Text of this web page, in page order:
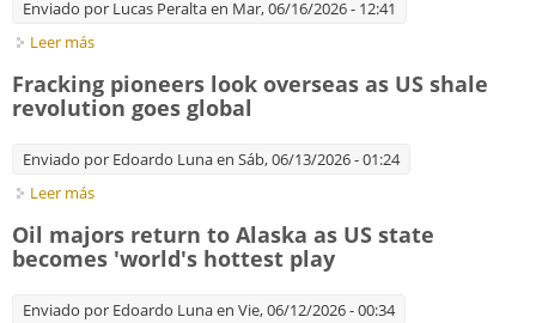
Enviado por Lucas Peraltaen Mar, 06/16/2026 - 12:41
Leer más
Fracking pioneers look overseas as US shale
revolution goes global
Enviado por Edoardo Lunaen Sáb, 06/13/2026 - 01:24
Leer más
Oil majors return to Alaska as US state
becomes 'world's hottest play
Enviado por Edoardo Lunaen Vie, 06/12/2026 - 00:34